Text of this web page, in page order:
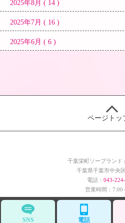
SNS 電話
2025年8月 ( 14 )
2025年7月 ( 16 )
2025年6月 ( 6 )
ページトッ
千葉栄町ソープランド
千葉県千葉市中央
電話： 043-
営業時間：7:00
Copyright(c) Chiba Kamakura